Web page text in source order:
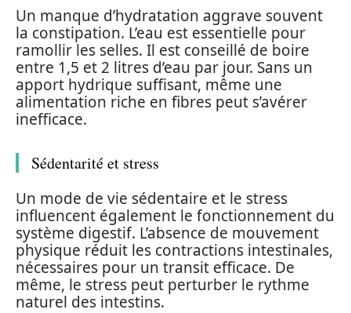
Un manque d’hydratation aggrave souvent
la constipation. L’eau est essentielle pour
ramollir les selles. Il est conseillé de boire
entre 1,5 et 2 litres d’eau par jour. Sans un
apport hydrique suffisant, même une
alimentation riche en fibres peut s’avérer
inefficace.
Sédentarité et stress
Un mode de vie sédentaire et le stress
influencent également le fonctionnement du
système digestif. L’absence de mouvement
physique réduit les contractions intestinales,
nécessaires pour un transit efficace. De
même, le stress peut perturber le rythme
naturel des intestins.